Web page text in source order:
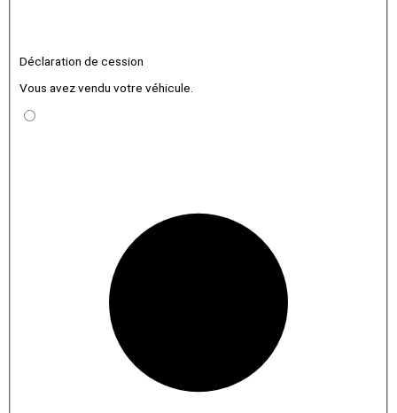
Déclaration de cession
Vous avez vendu votre véhicule.